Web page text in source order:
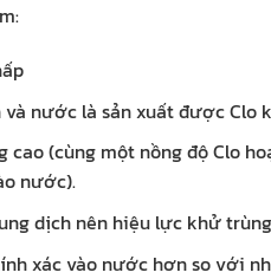
nước là sản xuất được Clo
cao (cùng một nồng độ Clo
nước).
dịch nên hiệu lực khử
xác vào nước hơn so với